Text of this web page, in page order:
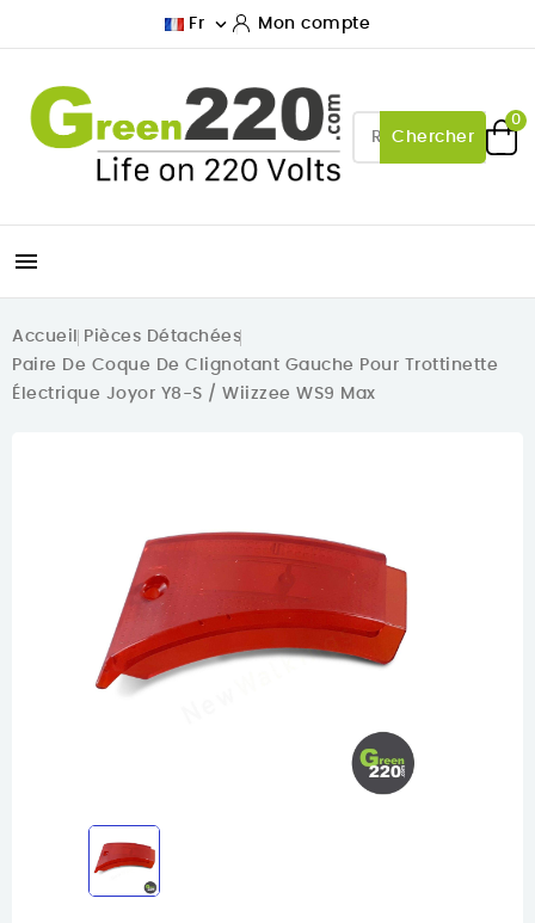
Fr  Mon compte
Chercher
0

Accueil
Pièces Détachées
Paire De Coque De Clignotant Gauche Pour Trottinette
Électrique Joyor Y8-S / Wiizzee WS9 Max